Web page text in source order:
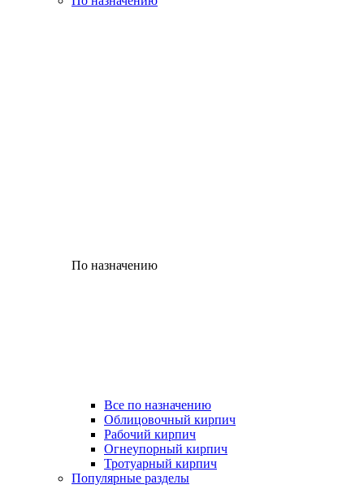
По назначению
Все по назначению
Облицовочный кирпич
Рабочий кирпич
Огнеупорный кирпич
Тротуарный кирпич
Популярные разделы